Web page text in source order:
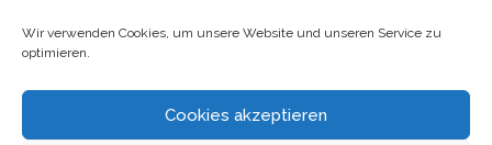
Wir verwenden Cookies, um unsere Website und unseren Service zu
optimieren.
Cookies akzeptieren
Links